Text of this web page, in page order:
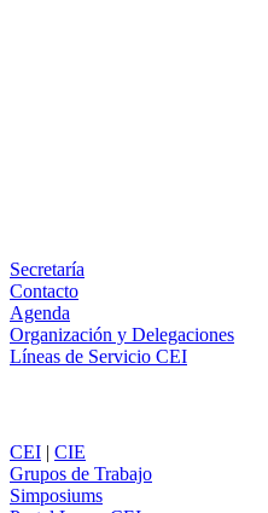
Secretaría
Contacto
Agenda
Organización y Delegaciones
Líneas de Servicio CEI
CEI | CIE
Grupos de Trabajo
Simposiums